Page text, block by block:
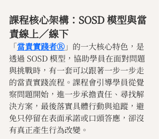
課程核心架構：SOSD 模型與當
責線上／線下
「當責實踐者Ⓡ 」的一大核心特色，是
透過 SOSD 模型，協助學員在面對問題
與挑戰時，有一套可以跟著一步一步走
的當責實踐流程。課程會引導學員從覺
察問題開始，進一步承擔責任、尋找解
決方案，最後落實具體行動與追蹤，避
免只停留在表面承諾或口頭答應，卻沒
有真正產生行為改變。